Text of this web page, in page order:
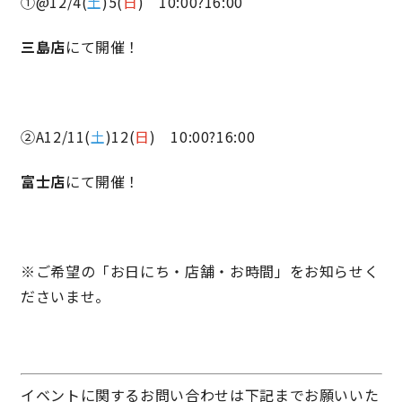
三島店にて開催！
②A12/11(土)12(日) 10:00?16:00
富士店にて開催！
※ ご希望の「お日にち・店舗・お時間」をお知らせく
ださいませ。
イベントに関するお問い合わせは下記までお願いいた